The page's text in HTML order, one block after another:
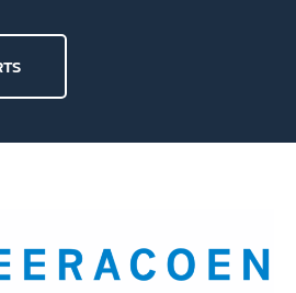
ปีใหม่ งานใหม่” การย้ายงานเพื่อ
ให้อาชีพ โดยเฉพาะในช่วงต้นปีที่
Assistance?